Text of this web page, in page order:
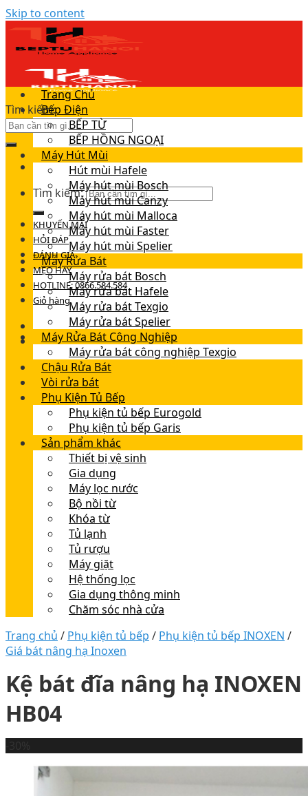
Skip to content
Tìm kiếm:
Tìm kiếm:
KHUYẾN MÃI
HỎI ĐÁP
ĐÁNH GIÁ
MẸO HAY
HOTLINE: 0866.584.584
Giỏ hàng
Trang Chủ
Bếp Điện
BẾP TỪ
BẾP HỒNG NGOẠI
Máy Hút Mùi
Hút mùi Hafele
Máy hút mùi Bosch
Máy hút mùi Canzy
Máy hút mùi Malloca
Máy hút mùi Faster
Máy hút mùi Spelier
Máy Rửa Bát
Máy rửa bát Bosch
Máy rửa bát Hafele
Máy rửa bát Texgio
Máy rửa bát Spelier
Máy Rửa Bát Công Nghiệp
Máy rửa bát công nghiệp Texgio
Chậu Rửa Bát
Vòi rửa bát
Phụ Kiện Tủ Bếp
Phụ kiện tủ bếp Eurogold
Phụ kiện tủ bếp Garis
Sản phẩm khác
Thiết bị vệ sinh
Gia dụng
Máy lọc nước
Bộ nồi từ
Khóa từ
Tủ lạnh
Tủ rượu
Máy giặt
Hệ thống lọc
Gia dụng thông minh
Chăm sóc nhà cửa
Trang chủ / Phụ kiện tủ bếp / Phụ kiện tủ bếp INOXEN /
Giá bát nâng hạ Inoxen
Kệ bát đĩa nâng hạ INOXEN
HB04